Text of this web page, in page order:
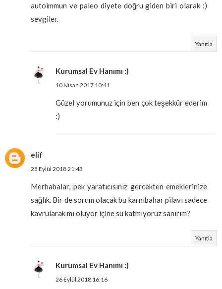
autoimmun ve paleo diyete doğru giden biri olarak :)
sevgiler.
Yanıtla
Kurumsal Ev Hanımı :)
10 Nisan 2017 10:41
Güzel yorumunuz için ben çok teşekkür ederim
:)
elif
25 Eylül 2018 21:43
Merhabalar, pek yaratıcısınız gercekten emeklerinize
sağlık. Bir de sorum olacak bu karnıbahar pilavı sadece
kavrularak mı oluyor içine su katmıyoruz sanırım?
Yanıtla
Kurumsal Ev Hanımı :)
26 Eylül 2018 16:16